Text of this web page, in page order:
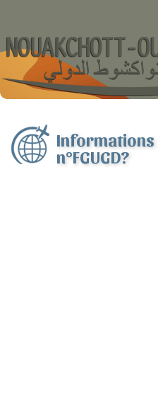
n°FGUGD?